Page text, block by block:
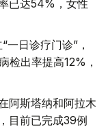
已达54%，女性
日诊疗门诊”，
检出率提高12%，
阿斯塔纳和阿拉木
目前已完成39例